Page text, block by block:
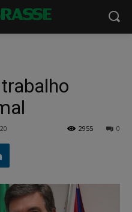
0
2955